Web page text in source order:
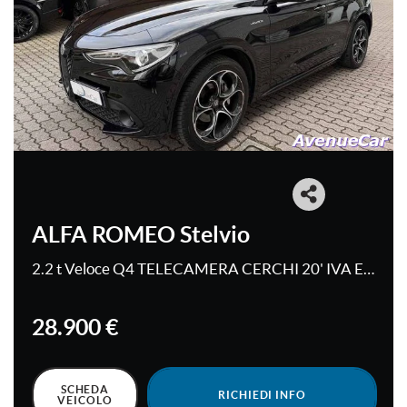
CONTATTI
BLOG – NEWS
CONTATTI
AREA COMMERCIANTI
ALFA ROMEO Stelvio
28.900 €
SCHEDA
VEICOLO
RICHIEDI INFO
tracciamento
che
adottiamo
per
offrire
le
funzionalità
e
svolgere
seguito
descritte.
Per
ottenere
sull'utilità
funzionamento